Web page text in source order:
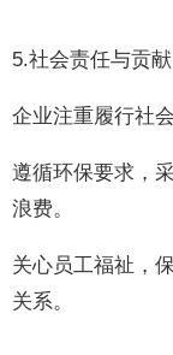
5.社会责任与贡献
企业注重履行社
遵循环保要求，
浪费。
关心员工福祉，
关系。